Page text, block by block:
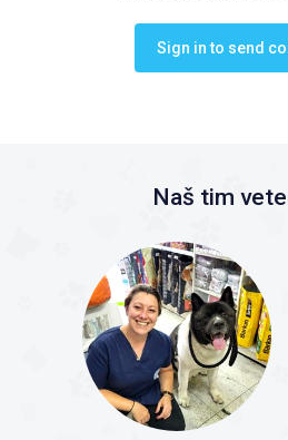
Sign in to send
Naš tim